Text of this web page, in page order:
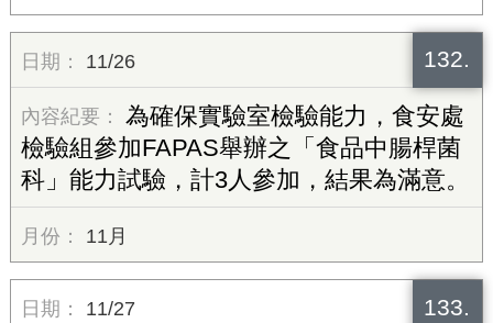
132.
11/26
為確保實驗室檢驗能力，食安處
檢驗組參加FAPAS舉辦之「食品中腸桿菌
科」能力試驗，計3人參加，結果為滿意。
11月
133.
11/27